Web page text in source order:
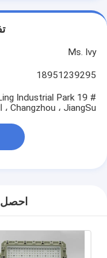
Ms. Ivy
18951239295
Changzhou ، JiangSu ، الصين 213144